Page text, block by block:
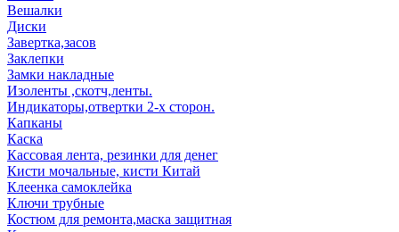
Вешалки
Диски
Завертка,засов
Заклепки
Замки накладные
Изоленты ,скотч,ленты.
Индикаторы,отвертки 2-х сторон.
Капканы
Каска
Кассовая лента, резинки для денег
Кисти мочальные, кисти Китай
Клеенка самоклейка
Ключи трубные
Костюм для ремонта,маска защитная